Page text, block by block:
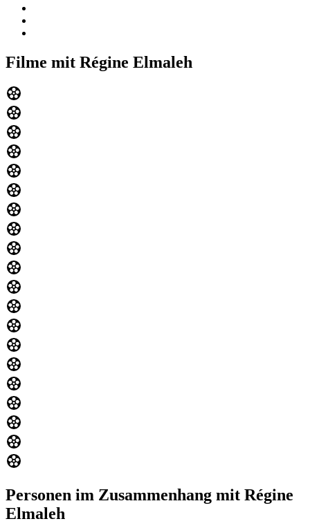
Filme mit Régine Elmaleh
Personen im Zusammenhang mit Régine
Elmaleh